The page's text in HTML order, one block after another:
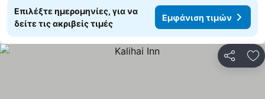
Επιλέξτε ημερομηνίες, για να
δείτε τις ακριβείς τιμές
Εμφάνιση τιμών